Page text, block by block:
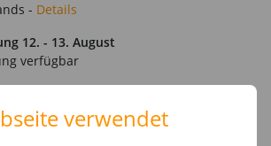
- Details
12. - 13. August
verfügbar
verwendet